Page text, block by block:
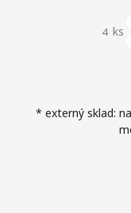
ks
* externý sklad: